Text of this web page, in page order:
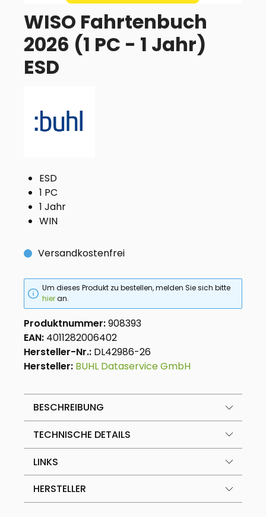
WISO Fahrtenbuch
2026 (1 PC - 1 Jahr)
ESD
ESD
1 PC
1 Jahr
WIN
Versandkostenfrei
Um dieses Produkt zu bestellen, melden Sie sich bitte
hieran.
Produktnummer:908393
EAN: 4011282006402
Hersteller-Nr.: DL42986-26
Hersteller: BUHL Dataservice GmbH
BESCHREIBUNG
TECHNISCHE DETAILS
LINKS
HERSTELLER